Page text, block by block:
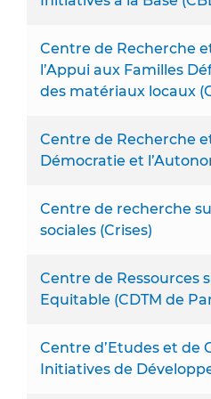
Centre de Recherche
l’Appui aux Familles
des matériaux locaux
Centre de Recherche
Démocratie et
Centre de recherche
sociales (Crises)
Centre de Ressources
Equitable (CDTM de
Centre d’Etudes et de
Initiatives de